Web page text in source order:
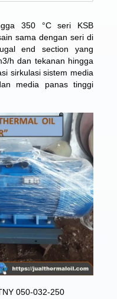
350 °C seri KSB
sama dengan seri di
end section yang
h dan tekanan hingga
sirkulasi sistem media
media panas tinggi
050-032-250